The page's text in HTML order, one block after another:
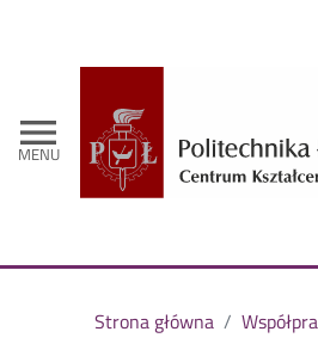
menu
MENU
Strona główna